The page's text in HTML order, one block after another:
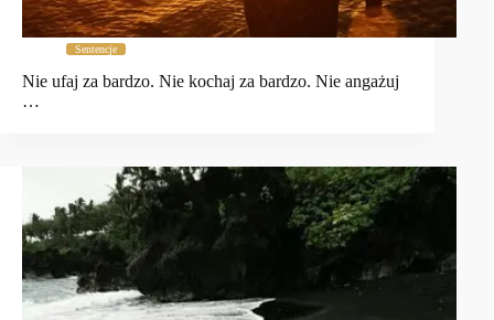
Sentencje
Nie ufaj za bardzo. Nie kochaj za bardzo. Nie angażuj
…